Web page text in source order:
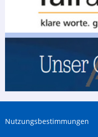
Nutzungsbestimmungen